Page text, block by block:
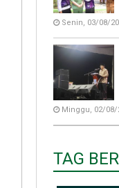
Senin, 03/08/
Minggu, 02/08/
TAG